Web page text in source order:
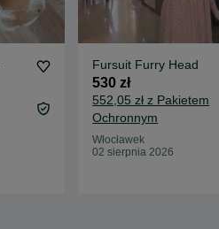
Fursuit Furry Head
530 zł
552,05 zł z Pakietem
Ochronnym
Włocławek
02 sierpnia 2026